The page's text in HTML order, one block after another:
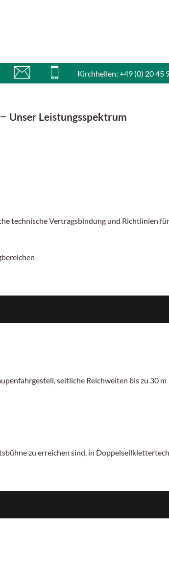
Kirchhellen: +49 (0) 20 45
Unser Leistungsspektrum
technische Vertragsbindung und Richtlinien
seitliche Reichweiten bis zu 30 m
zu erreichen sind, in